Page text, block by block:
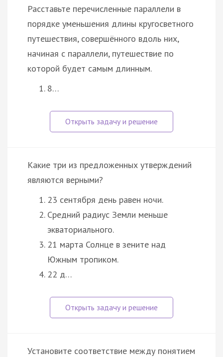
Расставьте перечисленные параллели в
порядке уменьшения длины кругосветного
путешествия, совершённого вдоль них,
начиная с параллели, путешествие по
которой будет самым длинным.
8…
Какие три из предложенных утверждений
являются верными?
23 сентября день равен ночи.
Средний радиус Земли меньше
экваториального.
21 марта Солнце в зените над
Южным тропиком.
22 д…
Установите соответствие между понятием